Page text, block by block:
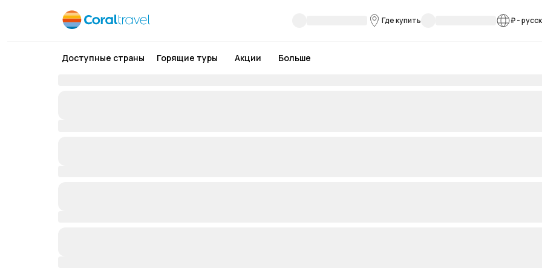
Где купить ₽-
Доступные страны Горящие туры Акции Больше